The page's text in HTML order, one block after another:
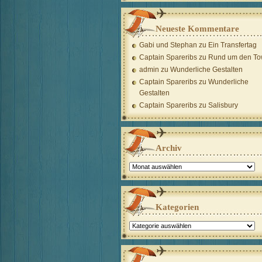
Neueste Kommentare
Gabi und Stephan zu Ein Transfertag
Captain Spareribs zu Rund um den
admin zu Wunderliche Gestalten
Captain Spareribs zu Wunderliche
Gestalten
Captain Spareribs zu Salisbury
Archiv
Archiv
Kategorien
Kategorien